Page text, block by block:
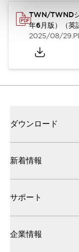
TWN/TWND
年6月版）（英
2025/08/29
ダウンロード
新着情報
サポート
企業情報